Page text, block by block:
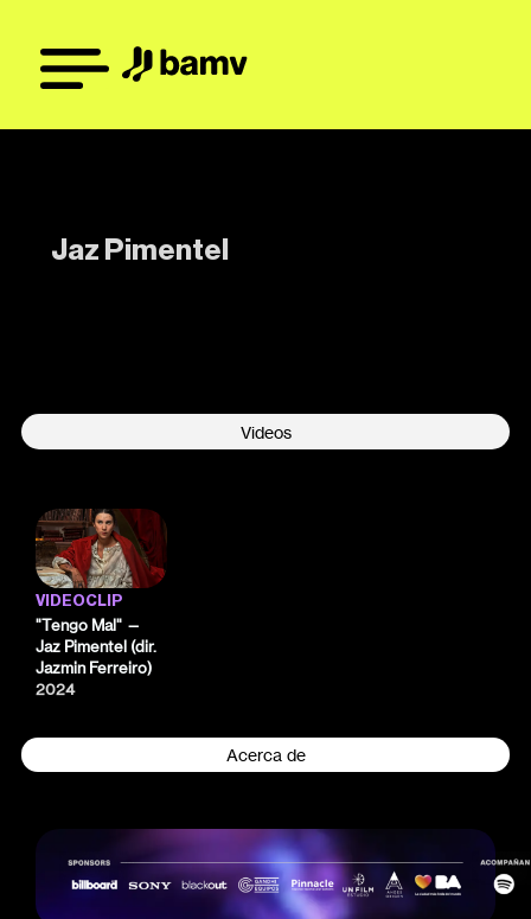
Jaz Pimentel
Videos
Acerca de
VIDEOCLIP
"Tengo Mal" —
Jaz Pimentel (dir.
Jazmin Ferreiro)
2024